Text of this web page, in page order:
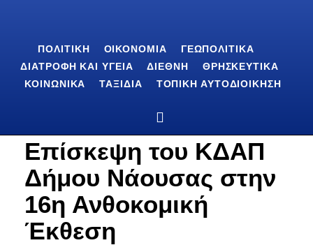
ΠΟΛΙΤΙΚΉ ΟΙΚΟΝΟΜΊΑ
ΓΕΩΠΟΛΙΤΙΚΆ
ΔΙΑΤΡΟΦΉ ΚΑΙ ΥΓΕΊΑ
ΔΙΕΘΝΉ
ΘΡΗΣΚΕΥΤΙΚΆ
ΚΟΙΝΩΝΙΚΆ
ΤΑΞΊΔΙΑ ΤΟΠΙΚΉ ΑΥΤΟΔΙΟΊΚΗΣΗ
Επίσκεψη του ΚΔΑΠ
Δήμου Νάουσας στην
16η Ανθοκομική
Έκθεση